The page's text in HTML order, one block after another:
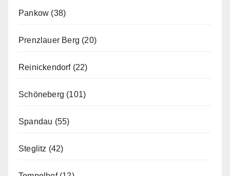
Pankow (38)
Prenzlauer Berg (20)
Reinickendorf(22)
Schöneberg (101)
Spandau (55)
Steglitz (42)